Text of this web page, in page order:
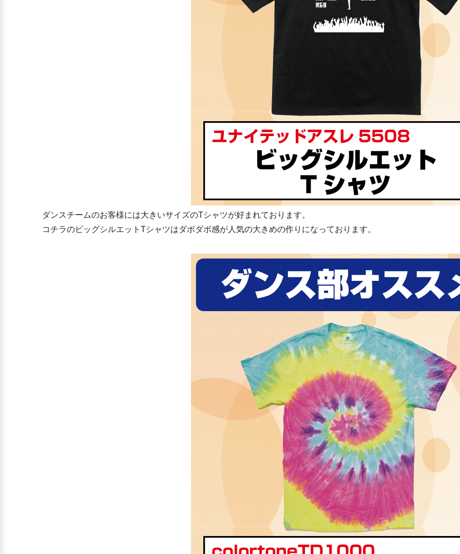
ダンスチームのお客様には大きいサイズのTシャツが好まれております。
コチラのビッグシルエットTシャツはダボダボ感が人気の大きめの作りになっております。